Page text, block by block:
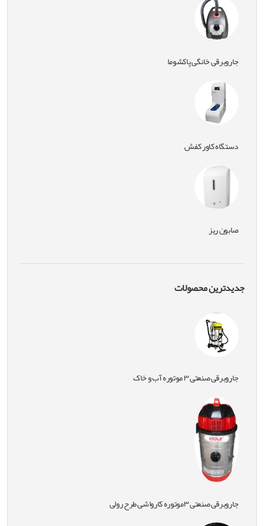
جاروبرقی خانگی پاکشوما
دستگاه کاور کفش
صابون ریز
جدیدترین محصولات
جاروبرقی صنعتی ۳ موتوره آب و خاک
جاروبرقی صنعتی ۳موتوره کارواشی طرح رولی